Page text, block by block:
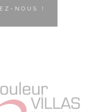
NOUS !